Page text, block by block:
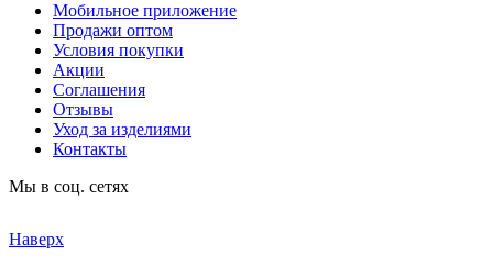
Мобильное приложение
Продажи оптом
Условия покупки
Акции
Соглашения
Отзывы
Уход за изделиями
Контакты
Мы в соц. сетях
Наверх